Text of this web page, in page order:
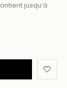
jusqu’à